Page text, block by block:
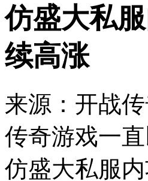
仿盛大私
续高涨
来源：开战
传奇游戏一
仿盛大私服